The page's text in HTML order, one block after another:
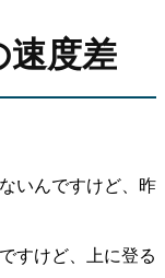
速度差
いんですけど、昨
すけど、上に登る